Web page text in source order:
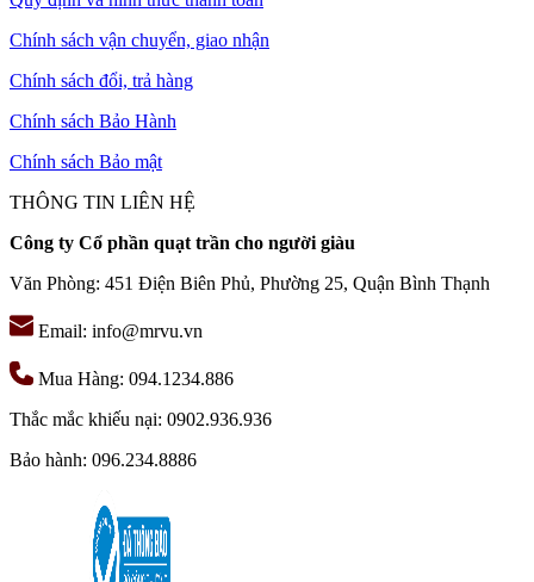
Chính sách vận chuyển, giao nhận
Chính sách đổi, trả hàng
Chính sách Bảo Hành
Chính sách Bảo mật
THÔNG TIN LIÊN HỆ
Công ty Cổ phần quạt trần cho người giàu
Văn Phòng: 451 Điện Biên Phủ, Phường 25, Quận Bình Thạnh
Email: info@mrvu.vn
Mua Hàng: 094.1234.886
Thắc mắc khiếu nại: 0902.936.936
Bảo hành: 096.234.8886